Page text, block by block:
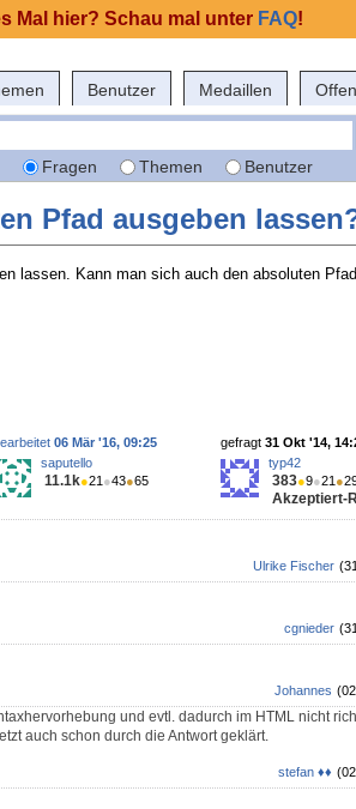
Benutzer Medaillen Offen
Fragen Themen Benutzer
Pfad ausgeben
lassen. Kann man sich auch den absoluten
gefragt 31 Okt '14,
typ42
383●9●21 ●
Akzeptiert-
06 Mär '16, 09:25
saputello
11.1k●21 ●43●65
Ulrike Fischer
cgnieder
Johannes
und evtl. dadurch im HTML nicht
auch schon durch die Antwort geklärt.
stefan ♦♦
Mal hier? Schau mal unter FAQ!